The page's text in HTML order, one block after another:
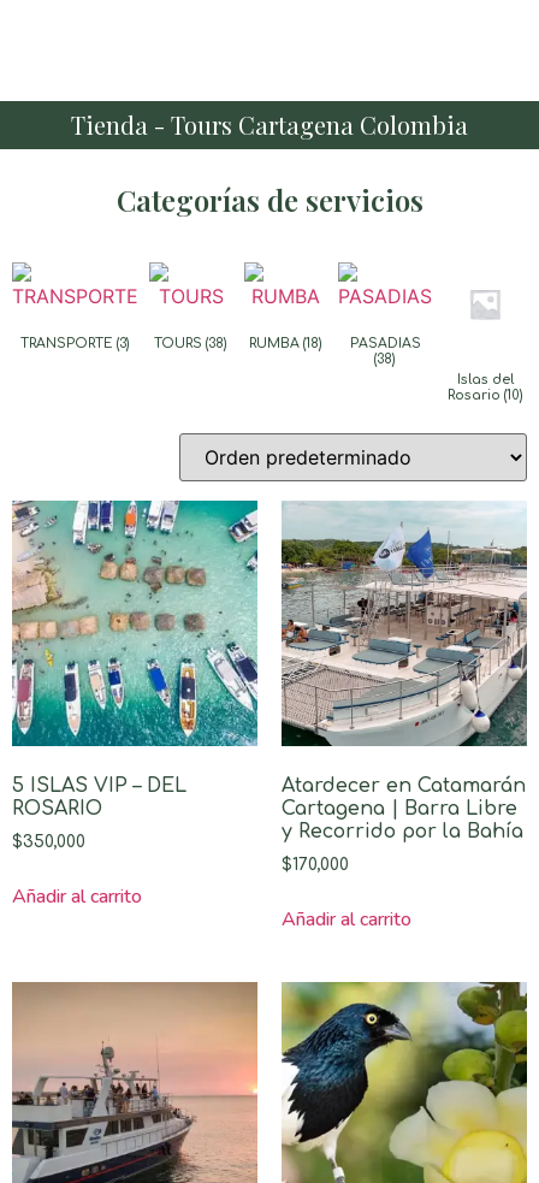
Tienda - Tours Cartagena Colombia
Categorías de servicios
TRANSPORTE (3) TOURS(38) RUMBA (18)
PASADIAS
(38)
Islas del
Rosario (10)
5 ISLAS VIP – DEL
ROSARIO
$350,000
Añadir al carrito
Atardecer en Catamarán
Cartagena | Barra Libre
y Recorrido por la Bahía
$170,000
Añadir al carrito